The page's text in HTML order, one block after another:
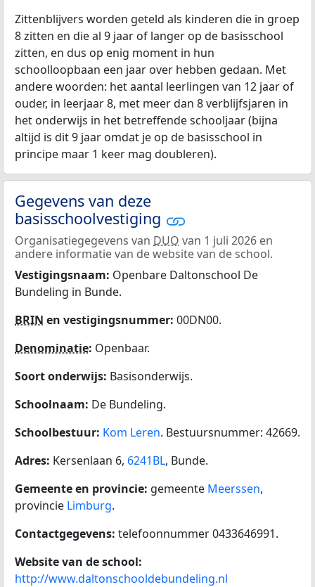
Zittenblijvers worden geteld als kinderen die in groep
8 zitten en die al 9 jaar of langer op de basisschool
zitten, en dus op enig moment in hun
schoolloopbaan een jaar over hebben gedaan. Met
andere woorden: het aantal leerlingen van 12 jaar of
ouder, in leerjaar 8, met meer dan 8 verblijfsjaren in
het onderwijs in het betreffende schooljaar (bijna
altijd is dit 9 jaar omdat je op de basisschool in
principe maar 1 keer mag doubleren).
Gegevens van deze
basisschoolvestiging
Organisatiegegevens van DUO van 1 juli 2026 en
andere informatie van de website van de school.
Vestigingsnaam: Openbare Daltonschool De
Bundeling in Bunde.
BRIN en vestigingsnummer: 00DN00.
Denominatie: Openbaar.
Soort onderwijs: Basisonderwijs.
Schoolnaam: De Bundeling.
Schoolbestuur: Kom Leren. Bestuursnummer: 42669.
Adres: Kersenlaan 6, 6241BL, Bunde.
Gemeente en provincie: gemeente Meerssen,
provincie Limburg.
Contactgegevens: telefoonnummer 0433646991.
Website van de school:
http://www.daltonschooldebundeling.nl